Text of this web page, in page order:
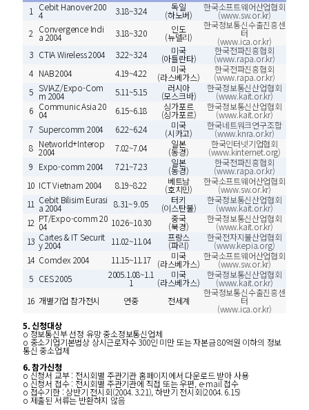
1
Cebit Hanover 200
4 3.18~3.24 독일
(하노버)
한국소프트웨어산업협회
(www.sw.or.kr)
2 Convergence Indi
a 2004 3.18~3.20 인도
(뉴델리)
한국정보통신수출진흥센
터
(www.ica.or.kr)
3 CTIA Wireless 2004 3.22~3.24 미국
(아틀란타)
한국전파진흥협회
(www.rapa.or.kr)
4 NAB 2004 4.19~4.22 미국
(라스베가스)
한국전파진흥협회
(www.rapa.or.kr)
5 SVIAZ/Expo-Com
m 2004 5.11~5.15 러시아
(모스크바)
한국정보통신산업협회
(www.kait.or.kr)
6 Communic Asia 20
04 6.15~6.18 싱가포르
(싱가포르)
한국정보통신산업협회
(www.kait.or.kr)
7 Supercomm 2004 6.22~6.24 미국
(시카고)
한국네트워크연구조합
(www.knra.or.kr)
8 Networld+Interop
2004 7.02~7.04 일본
(동경)
한국인터넷기업협회
(www.kinternet.org)
9 Expo-comm 2004 7.21~7.23 일본
(동경)
한국전파진흥협회
(www.rapa.or.kr)
10 ICT Vietnam 2004 8.19~8.22 베트남
(호치민)
한국소프트웨어산업협회
(www.sw.or.kr)
11 Cebit Bilisim Eurasi
a 2004 8.31~ 9.05 터키
(이스탄불)
한국정보통신산업협회
(www.kait.or.kr)
12 PT/Expo-comm 20
04 10.26~10.30 중국
(북경)
한국정보통신산업협회
(www.kait.or.kr)
13 Cartes & IT Securit
y 2004 11.02~11.04 프랑스
(파리)
한국전자지불산업협회
(www.kepia.org)
14 Comdex 2004 11.15~11.17 미국
(라스베가스)
한국소프트웨어산업협회
(www.sw.or.kr)
5 CES 2005 2005.1.08~1.1
1
미국
(라스베가스)
한국정보통신산업협회
(www.kait.or.kr)
16 개별기업 참가전시 연중 전세계
한국정보통신수출진흥센
터
(www.ica.or.kr)
5. 신청대상
o 정보통신부 선정 유망 중소정보통신업체
o 중소기업기본법상 상시근로자수 300인 미만 또는 자본금 80억원 이하의 정보
통신 중소업체
6. 참가신청
o 신청서 교부 : 전시회별 주관기관 홈페이지에서 다운로드 받아 사용
o 신청서 접수 : 전시회별 주관기관에 직접 또는 우편, e-mail 접수
o 접수기한 : 상반기 전시회(2004. 3.21), 하반기 전시회(2004. 6.15)
o 제출된 서류는 반환하지 않음